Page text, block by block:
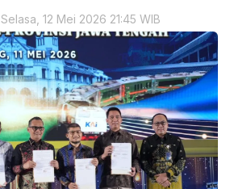
Selasa, 12 Mei 2026 21:45 WIB